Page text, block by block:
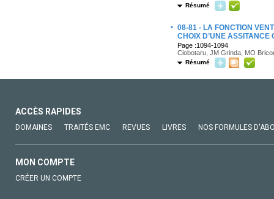
Résumé
· 08-81 - LA FONCTION
CHOIX D’UNE
Page :1094-1094
Ciobotaru, JM Grinda, MO
Résumé
ACCÈS RAPIDES
DOMAINES TRAITÉS EMC REVUES LIVRES NOS FORMULES
MON COMPTE
CRÉER UN COMPTE